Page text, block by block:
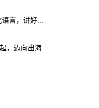
HEBE Beauty：用本土化语言，讲好品牌新故事
与TikTok for Business一起，迈向出海NEXT